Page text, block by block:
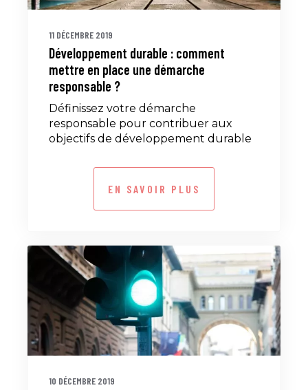
11 DÉCEMBRE 2019
Développement durable : comment
mettre en place une démarche
responsable ?
Définissez votre démarche
responsable pour contribuer aux
objectifs de développement durable
EN SAVOIR PLUS
10 DÉCEMBRE 2019